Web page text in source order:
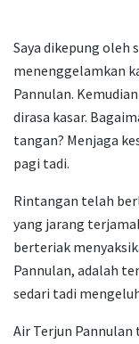
Saya dikepung oleh
menenggelamkan
Pannulan.
dirasa kasar.
tangan? Menjaga
pagi tadi.
Rintangan telah
yang jarang
berteriak
Pannulan, adalah
sedari tadi
Air Terjun